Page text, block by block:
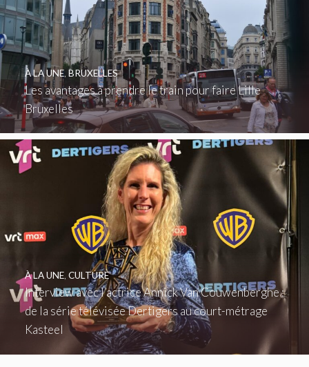
Les avantages à prendre le train pour faire Lille
Bruxelles
À LA UNE, BRUXELLES
Interview avec l’actrice Annick Van Couwenberghe :
de la série télévisée Dertigers au court-métrage
Kasteel
À LA UNE, CULTURE